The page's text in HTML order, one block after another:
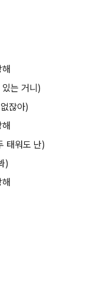
는 거니)
잖아)
태워도 난)
)